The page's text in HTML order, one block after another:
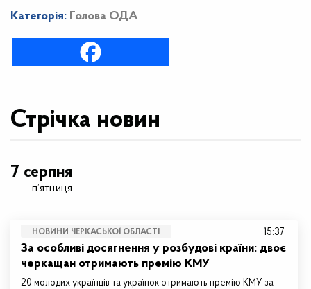
Категорія: Голова ОДА
Стрічка новин
7 серпня
п’ятниця
НОВИНИ ЧЕРКАСЬКОЇ ОБЛАСТІ
За особливі досягнення у розбудові країни: двоє
черкащан отримають премію КМУ
20 молодих українців та українок отримають премію КМУ за
15:37